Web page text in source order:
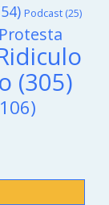
Podcast (25)
Protesta
(305)